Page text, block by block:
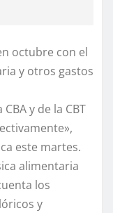
octubre con el
y otros gastos
y de la CBT
este martes.
alimentaria
los
y